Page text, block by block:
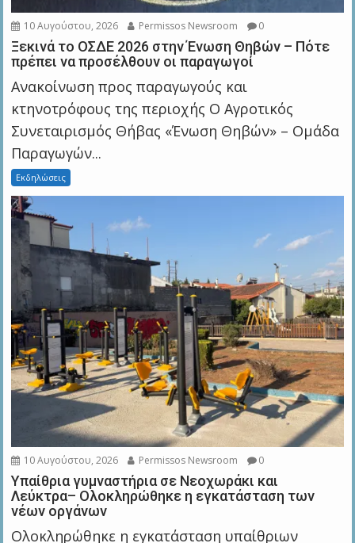
10 Αυγούστου, 2026 Permissos Newsroom 0
Ξεκινά το ΟΣΔΕ 2026 στην Ένωση Θηβών – Πότε
πρέπει να προσέλθουν οι παραγωγοί
Ανακοίνωση προς παραγωγούς και
κτηνοτρόφους της περιοχής Ο Αγροτικός
Συνεταιρισμός Θήβας «Ένωση Θηβών» – Ομάδα
Παραγωγών...
Εκδηλώσεις
10 Αυγούστου, 2026 Permissos Newsroom 0
Υπαίθρια γυμναστήρια σε Νεοχωράκι και
Λεύκτρα– Ολοκληρώθηκε η εγκατάσταση των
νέων οργάνων
Ολοκληρώθηκε η εγκατάσταση υπαίθριων